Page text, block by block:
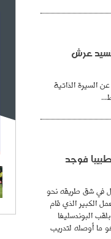
عرش
السيرة الذاتية
فوجد
في شق طريقه نحو
الكبير الذي قام
البوندسليغا
ما أوصله لتدريب